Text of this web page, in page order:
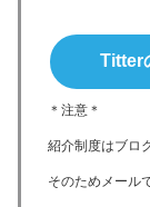
Titter
＊注意＊
紹介制度はブロ
そのためメール